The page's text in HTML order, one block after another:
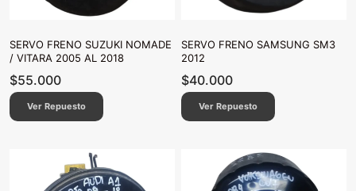
SERVO FRENO SUZUKI NOMADE
/ VITARA 2005 AL 2018
$55.000
Ver Repuesto
SERVO FRENO SAMSUNG SM3
2012
$40.000
Ver Repuesto